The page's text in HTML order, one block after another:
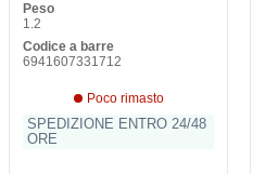
Peso
1.2
Codice a barre
6941607331712
Poco rimasto
SPEDIZIONE ENTRO 24/48
ORE